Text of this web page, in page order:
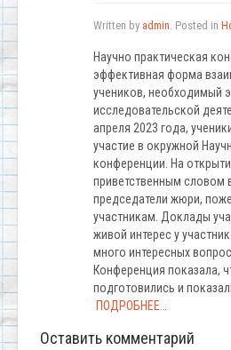
Written by admin. Posted in
Научно практическая
эффективная форма
учеников, необходимый
исследовательской
апреля 2023 года,
участие в окружной
конференции. На
приветственным словом
председатели жюри,
участникам. Доклады
живой интерес у
много интересных
Конференция показала,
подготовились и
ПОДРОБНЕЕ…
Оставить комментарий